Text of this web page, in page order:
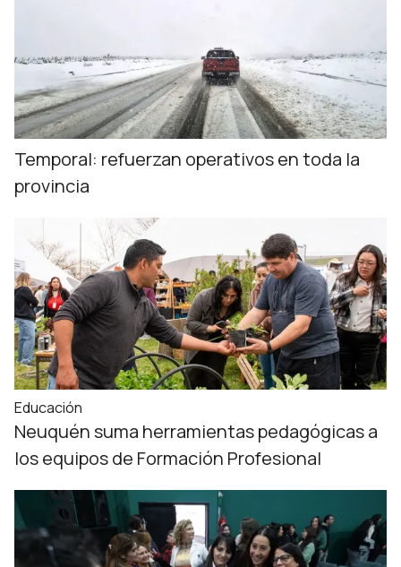
Temporal: refuerzan operativos en toda la
provincia
Educación
Neuquén suma herramientas pedagógicas a
los equipos de Formación Profesional